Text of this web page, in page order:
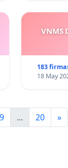
VNMS
183
18 May
9 ... 20 »